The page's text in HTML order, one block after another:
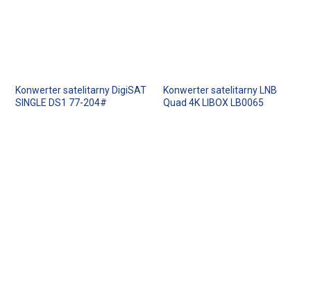
Konwerter satelitarny DigiSAT
SINGLE DS1 77-204#
Konwerter satelitarny LNB
Quad 4K LIBOX LB0065